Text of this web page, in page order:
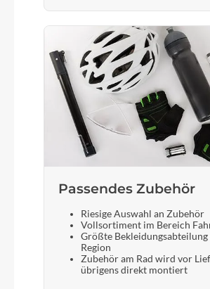
Passendes Zubehör
Riesige Auswahl an Zubehör
Vollsortiment im Bereich
Größte Bekleidungsabteilung
Region
Zubehör am Rad wird vor
übrigens direkt montiert